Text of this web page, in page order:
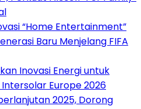
“Home Entertainment”
Baru Menjelang FIFA
Inovasi Energi untuk
Europe 2026
2025, Dorong